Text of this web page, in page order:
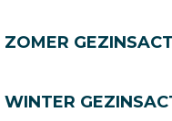
ZOMER
WINTER
zonder